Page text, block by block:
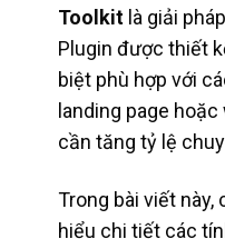
Toolkitlà giải
Plugin được thiết
biệt phù hợp với
landing page
cần tăng tỷ lệ
Trong bài viết
hiểu chi tiết các